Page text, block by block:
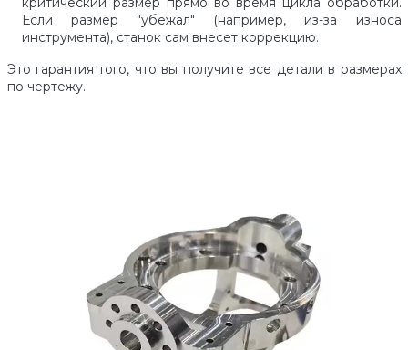
Если размер "убежал" (например, из-за износа
инструмента), станок сам внесет коррекцию.
Это гарантия того, что вы получите все детали в размерах
по чертежу.